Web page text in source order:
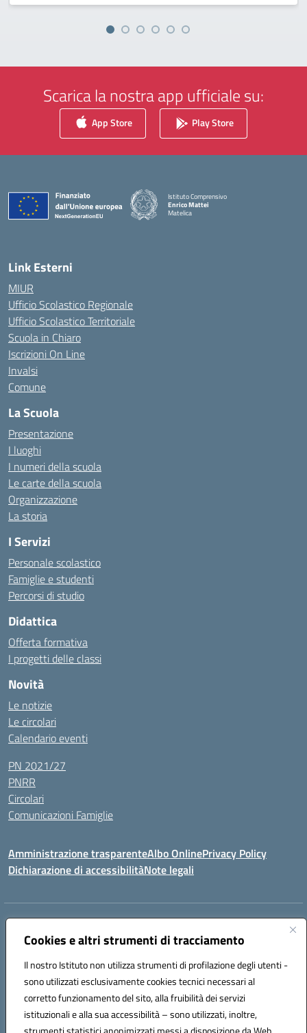
Cookies e altri strumenti di tracciamento
Il nostro Istituto non utilizza strumenti di profilazione degli utenti -
sono utilizzati esclusivamente cookies tecnici necessari al
corretto funzionamento del sito, alla fruibilità dei servizi
istituzionali e alla sua accessibilità – sono utilizzati, inoltre,
Scarica la nostra app ufficiale su:
App Store Play Store
Istituto Comprensivo
Enrico Mattei
Matelica
Link Esterni
MIUR
Ufficio Scolastico Regionale
Ufficio Scolastico Territoriale
Scuola in Chiaro
Iscrizioni On Line
Invalsi
Comune
La Scuola
Presentazione
I luoghi
I numeri della scuola
Le carte della scuola
Organizzazione
La storia
I Servizi
Personale scolastico
Famiglie e studenti
Percorsi di studio
Didattica
Offerta formativa
I progetti delle classi
Novità
Le notizie
Le circolari
Calendario eventi
PN 2021/27
PNRR
Circolari
Comunicazioni Famiglie
Amministrazione trasparenteAlbo OnlinePrivacy Policy
Dichiarazione di accessibilitàNote legali
Indirizzo:
Centralino:(+39) 0737787634 Email:mcic80700n@istruzione.it
Codice fiscale: 92010940432
Codice meccanografico:
MCIC80700N
Codice unico di fatturazione (CUF): UF5MY2